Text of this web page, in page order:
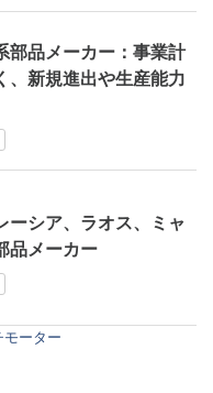
モーター
部品メーカー：事業計
、新規進出や生産能力
ーシア、ラオス、ミャ
品メーカー